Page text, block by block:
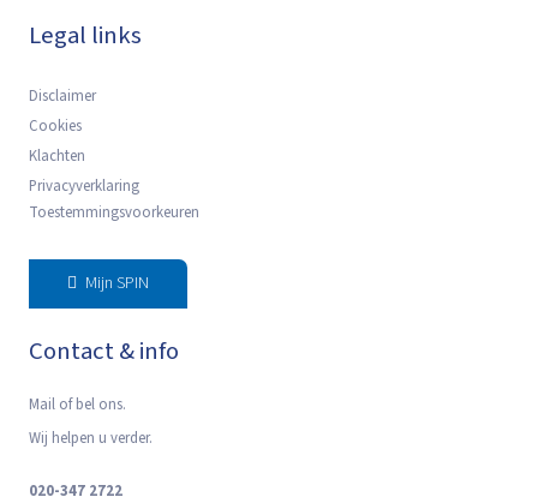
Legal links
Disclaimer
Cookies
Klachten
Privacyverklaring
Toestemmingsvoorkeuren
Mijn SPIN
Contact & info
Mail of bel ons.
Wij helpen u verder.
020-347 2722